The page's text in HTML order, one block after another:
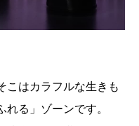
こはカラフルな生きも
る」ゾーンです。